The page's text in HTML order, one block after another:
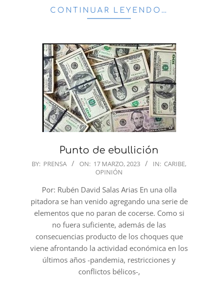
CONTINUAR LEYENDO…
Punto de ebullición
2023-
BY: PRENSA ON: 17 MARZO, 2023 IN: CARIBE,
OPINIÓN
Por: Rubén David Salas Arias En una olla
pitadora se han venido agregando una serie de
elementos que no paran de cocerse. Como si
no fuera suficiente, además de las
consecuencias producto de los choques que
viene afrontando la actividad económica en los
últimos años -pandemia, restricciones y
conflictos bélicos-,